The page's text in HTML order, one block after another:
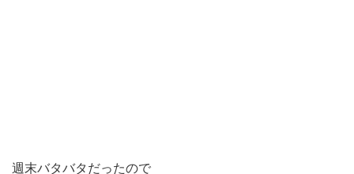
週末バタバタだったので